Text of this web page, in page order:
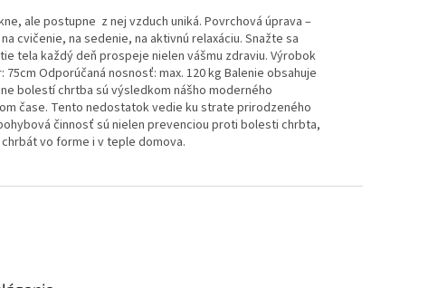
ale postupne z nej vzduch uniká. Povrchová úprava –
cvičenie, na sedenie, na aktivnú relaxáciu. Snažte sa
tela každý deň prospeje nielen vášmu zdraviu. Výrobok
Odporúčaná nosnosť: max. 120 kg Balenie obsahuje
bolestí chrtba sú výsledkom nášho moderného
čase. Tento nedostatok vedie ku strate prirodzeného
činnosť sú nielen prevenciou proti bolesti chrbta,
vo forme i v teple domova.